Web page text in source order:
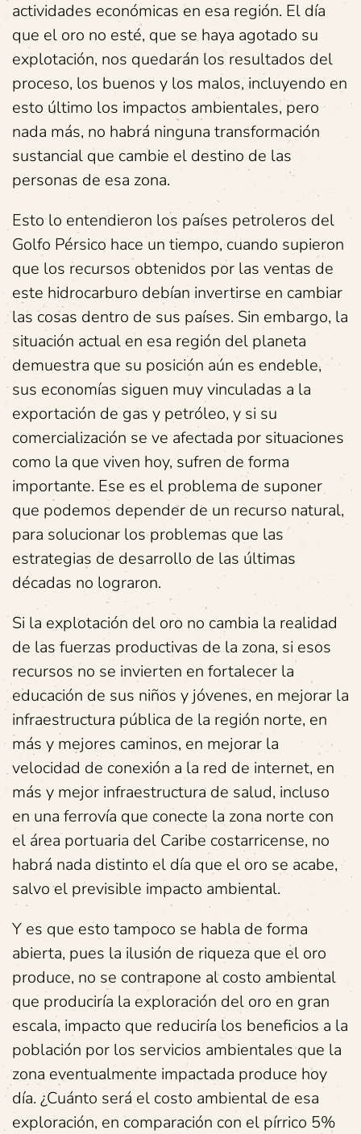
actividades económicas en esa región. El día
que el oro no esté, que se haya agotado su
explotación, nos quedarán los resultados del
proceso, los buenos y los malos, incluyendo en
esto último los impactos ambientales, pero
nada más, no habrá ninguna transformación
sustancial que cambie el destino de las
personas de esa zona.
Esto lo entendieron los países petroleros del
Golfo Pérsico hace un tiempo, cuando supieron
que los recursos obtenidos por las ventas de
este hidrocarburo debían invertirse en cambiar
las cosas dentro de sus países. Sin embargo, la
situación actual en esa región del planeta
demuestra que su posición aún es endeble,
sus economías siguen muy vinculadas a la
exportación de gas y petróleo, y si su
comercialización se ve afectada por situaciones
como la que viven hoy, sufren de forma
importante. Ese es el problema de suponer
que podemos depender de un recurso natural,
para solucionar los problemas que las
estrategias de desarrollo de las últimas
décadas no lograron.
Si la explotación del oro no cambia la realidad
de las fuerzas productivas de la zona, si esos
recursos no se invierten en fortalecer la
educación de sus niños y jóvenes, en mejorar la
infraestructura pública de la región norte, en
más y mejores caminos, en mejorar la
velocidad de conexión a la red de internet, en
más y mejor infraestructura de salud, incluso
en una ferrovía que conecte la zona norte con
el área portuaria del Caribe costarricense, no
habrá nada distinto el día que el oro se acabe,
salvo el previsible impacto ambiental.
Y es que esto tampoco se habla de forma
abierta, pues la ilusión de riqueza que el oro
produce, no se contrapone al costo ambiental
que produciría la exploración del oro en gran
escala, impacto que reduciría los beneficios a la
población por los servicios ambientales que la
zona eventualmente impactada produce hoy
día. ¿Cuánto será el costo ambiental de esa
exploración, en comparación con el pírrico 5%